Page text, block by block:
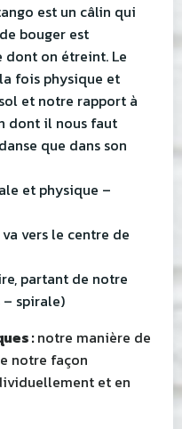
est un câlin qui
bouger est
on étreint. Le
fois physique et
et notre rapport à
dont il nous faut
que dans son
et physique –
vers le centre de
partant de notre
spirale)
:notre manière de
notre façon
et en